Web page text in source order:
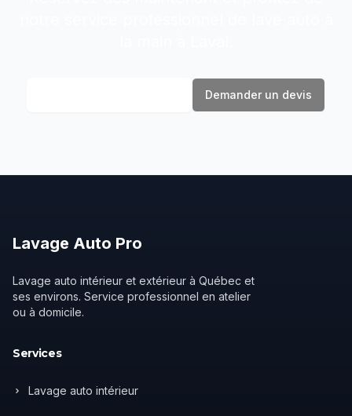
Demander un devis
Lavage Auto Pro
Lavage auto intérieur et extérieur à Québec et
ses environs. Service professionnel en atelier
ou à domicile.
Services
Lavage auto intérieur